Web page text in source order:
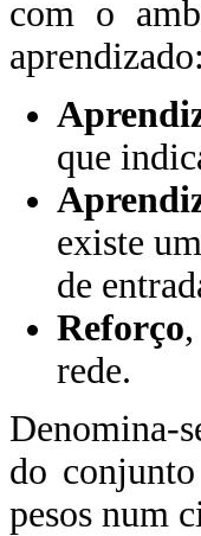
com o
aprendizado:
que
existe
de
Reforço
rede.
Denomina-
do
pesos num